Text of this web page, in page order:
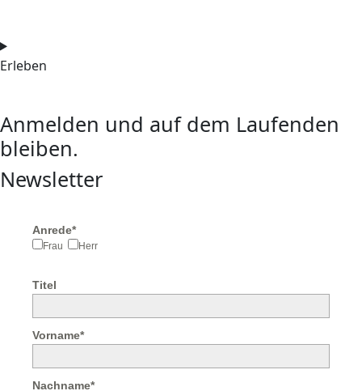
Erleben
Anmelden und auf dem Laufenden
bleiben.
Newsletter
Anrede*
Frau Herr
Titel
Vorname*
Nachname*